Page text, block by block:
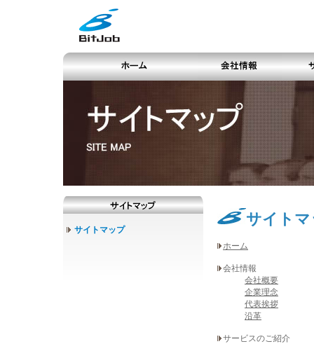
サイトマップ
サイト
ホーム
会社情報
会社概要
企業理念
代表挨拶
沿革
サービスのご紹介